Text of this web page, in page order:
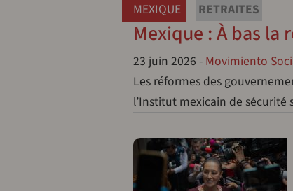
MEXIQUE RETRAITES
Mexique : À bas la
23 juin 2026 - Movimiento
Les réformes des
l’Institut mexicain de sécurité